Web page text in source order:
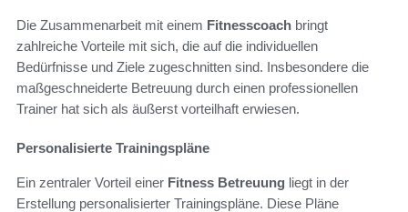
Die Zusammenarbeit mit einem Fitnesscoach bringt
zahlreiche Vorteile mit sich, die auf die individuellen
Bedürfnisse und Ziele zugeschnitten sind. Insbesondere die
maßgeschneiderte Betreuung durch einen professionellen
Trainer hat sich als äußerst vorteilhaft erwiesen.
Personalisierte Trainingspläne
Ein zentraler Vorteil einer Fitness Betreuung liegt in der
Erstellung personalisierter Trainingspläne. Diese Pläne